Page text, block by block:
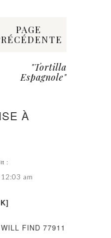
PAGE
"Tortilla
Espagnole"
À
:
am
FIND 77911